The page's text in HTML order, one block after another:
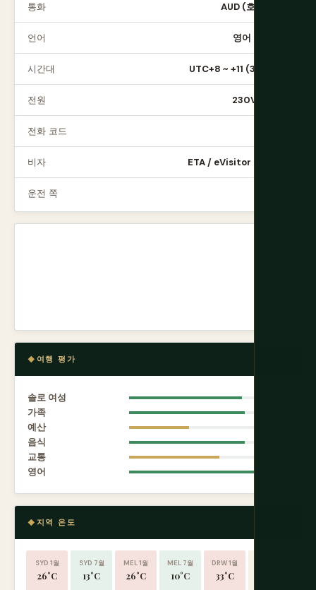
통화 AUD (호주 달러)
언어 영어 (사실상)
시간대 UTC+8 ~ +11 (3개 주요)
전원 230V, Type I
전화 코드
비자 ETA / eVisitor (온라인)
운전 쪽
여행 평가
솔로 여성
가족
예산
음식
교통
영어
지역 온도
SYD 1월
26°C
SYD 7월
13°C
MEL 1월
26°C
MEL 7월
10°C
DRW 1월
33°C